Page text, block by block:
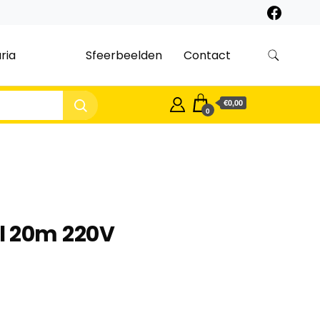
Sfeerbeelden Contact
0
€0,00
220V